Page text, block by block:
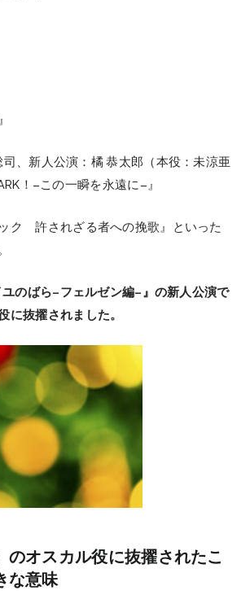
司、新人公演：橘 恭太郎（本役：未涼亜
！−この一瞬を永遠に−』
ック 許されざる者への挽歌』といった
のばら−フェルゼン編−』の新人公演で
に抜擢されました。
のオスカル役に抜擢されたこ
な意味